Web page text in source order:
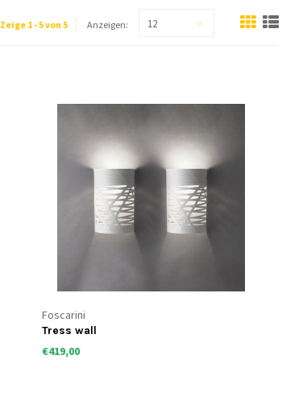
Zeige 1 - 5 von 5 Anzeigen: 12
Foscarini
Tress wall
€419,00